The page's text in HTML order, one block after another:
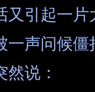
引起一片
一声问候僵
说：